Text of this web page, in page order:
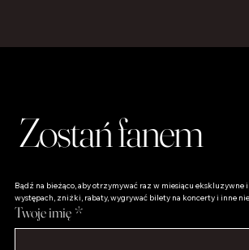
Zostań fanem
Bądź na bieżąco, aby otrzymywać raz w miesiącu ekskluzywne
występach, zniżki, rabaty, wygrywać bilety na koncerty i inne
Twoje imię *